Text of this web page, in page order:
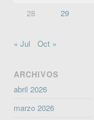
28
29
« Jul Oct »
ARCHIVOS
abril 2026
marzo 2026